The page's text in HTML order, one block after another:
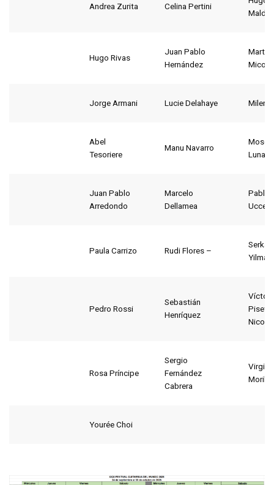
Andrea Zurita Celina Pertini
Hugo Rivas
Juan Pablo
Hernández
Martín
Micone
Jorge Armani Lucie Delahaye Milena
Abel
Tesoriere
Manu Navarro
Luna
Juan Pablo
Arredondo
Marcelo
Dellamea
Pablo
Ucceli
Paula Carrizo Rudi Flores –
Serkan
Yilmaz
Pedro Rossi
Sebastián
Henríquez
Víctor
Piseta-
Rosa Príncipe
Sergio
Fernández
Cabrera
Yourée Choi